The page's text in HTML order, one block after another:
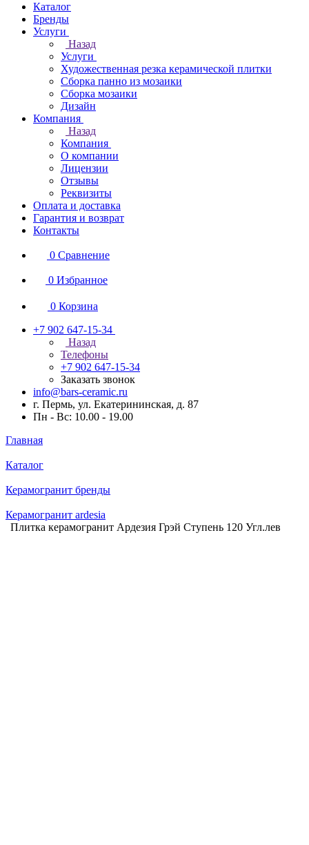
Каталог
Бренды
Услуги
Назад
Услуги
Художественная резка керамической плитки
Сборка панно из мозаики
Сборка мозаики
Дизайн
Компания
Назад
Компания
О компании
Лицензии
Отзывы
Реквизиты
Оплата и доставка
Гарантия и возврат
Контакты
0 Сравнение
0 Избранное
0 Корзина
+7 902 647-15-34
Назад
Телефоны
+7 902 647-15-34
Заказать звонок
info@bars-ceramic.ru
г. Пермь, ул. Екатерининская, д. 87
Пн - Вс: 10.00 - 19.00
Главная
Каталог
Керамогранит бренды
Керамогранит ardesia
Плитка керамогранит Ардезия Грэй Ступень 120 Угл.лев